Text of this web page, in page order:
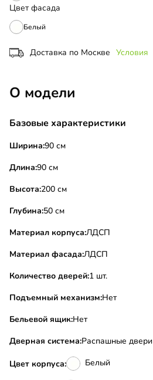
Цвет фасада
Белый
Доставка по Москве Условия
О модели
Базовые характеристики
Ширина:90 см
Длина:90 см
Высота:200 см
Глубина:50 см
Материал корпуса:ЛДСП
Материал фасада:ЛДСП
Количество дверей:1 шт.
Подъемный механизм:Нет
Бельевой ящик:Нет
Дверная система:Распашные двери
Цвет корпуса: Белый